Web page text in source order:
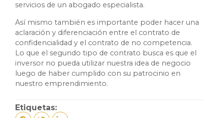
servicios de un abogado especialista.
Así mismo también es importante poder hacer una
aclaración y diferenciación entre el contrato de
confidencialidad y el contrato de no competencia.
Lo que el segundo tipo de contrato busca es que el
inversor no pueda utilizar nuestra idea de negocio
luego de haber cumplido con su patrocinio en
nuestro emprendimiento.
Etiquetas: